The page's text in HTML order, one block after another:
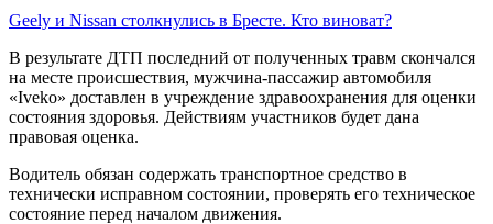
Geely и Nissan столкнулись в Бресте. Кто виноват?
В результате ДТП последний от полученных травм скончался
на месте происшествия, мужчина-пассажир автомобиля
«Iveko» доставлен в учреждение здравоохранения для оценки
состояния здоровья. Действиям участников будет дана
правовая оценка.
Водитель обязан содержать транспортное средство в
технически исправном состоянии, проверять его техническое
состояние перед началом движения.